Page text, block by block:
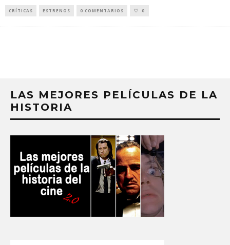
CRÍTICAS ESTRENOS 0 COMENTARIOS 0
LAS MEJORES PELÍCULAS DE LA
HISTORIA